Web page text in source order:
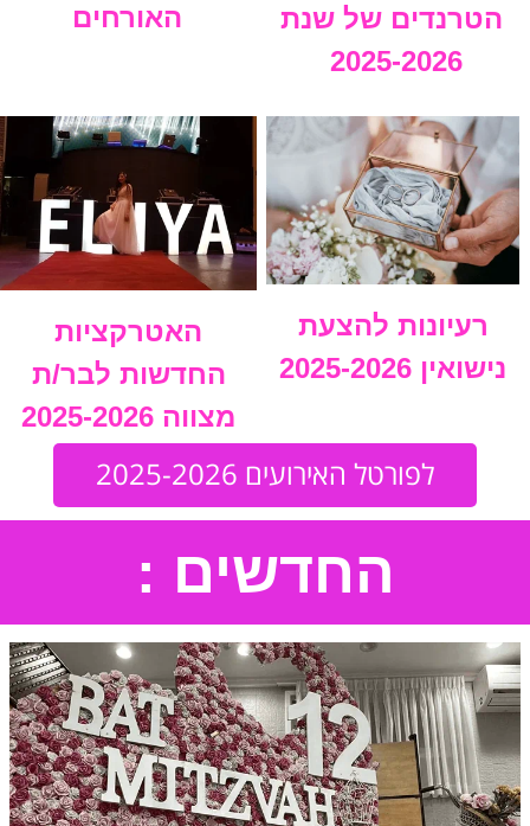
הטרנדים של שנת
2025-2026
האורחים
רעיונות להצעת
נישואין 2025-2026
האטרקציות
החדשות לבר/ת
מצווה 2025-2026
לפורטל האירועים 2025-2026
החדשים :